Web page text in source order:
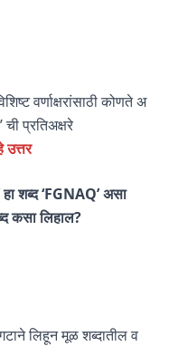
वर्णाक्षरांसाठी कोणते अ
प्रतिअक्षरे
उत्तर
शब्द ‘FGNAQ’ असा
कसा लिहाल?
लिहून मूळ शब्दातील व